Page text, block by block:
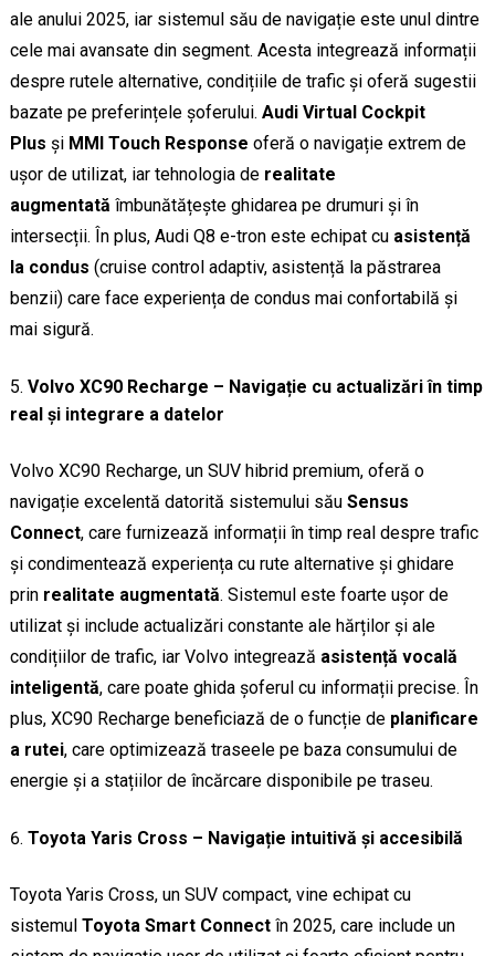
ale anului 2025, iar sistemul său de navigație este unul dintre
cele mai avansate din segment. Acesta integrează informații
despre rutele alternative, condițiile de trafic și oferă sugestii
bazate pe preferințele șoferului. Audi Virtual Cockpit
Plus și MMI Touch Response oferă o navigație extrem de
ușor de utilizat, iar tehnologia de realitate
augmentată îmbunătățește ghidarea pe drumuri și în
intersecții. În plus, Audi Q8 e-tron este echipat cu asistență
la condus (cruise control adaptiv, asistență la păstrarea
benzii) care face experiența de condus mai confortabilă și
mai sigură.
Volvo XC90 Recharge – Navigație cu actualizări în timp
real și integrare a datelor
Volvo XC90 Recharge, un SUV hibrid premium, oferă o
navigație excelentă datorită sistemului său Sensus
Connect, care furnizează informații în timp real despre trafic
și condimentează experiența cu rute alternative și ghidare
prin realitate augmentată. Sistemul este foarte ușor de
utilizat și include actualizări constante ale hărților și ale
condițiilor de trafic, iar Volvo integrează asistență vocală
inteligentă, care poate ghida șoferul cu informații precise. În
plus, XC90 Recharge beneficiază de o funcție de planificare
a rutei, care optimizează traseele pe baza consumului de
energie și a stațiilor de încărcare disponibile pe traseu.
Toyota Yaris Cross – Navigație intuitivă și accesibilă
Toyota Yaris Cross, un SUV compact, vine echipat cu
sistemul Toyota Smart Connectîn 2025, care include un